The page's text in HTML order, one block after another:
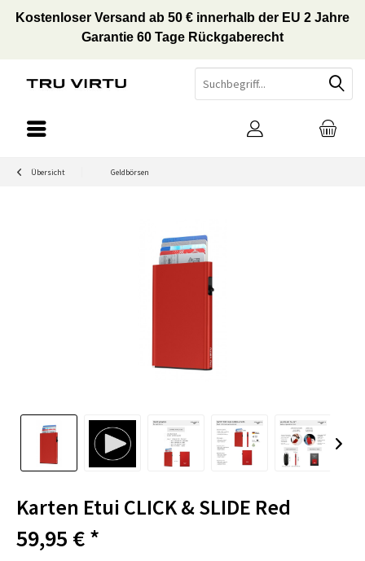
Kostenloser Versand ab 50 € innerhalb der EU 2 Jahre
Garantie 60 Tage Rückgaberecht
Übersicht Geldbörsen
Karten Etui CLICK & SLIDE Red
59,95 € *